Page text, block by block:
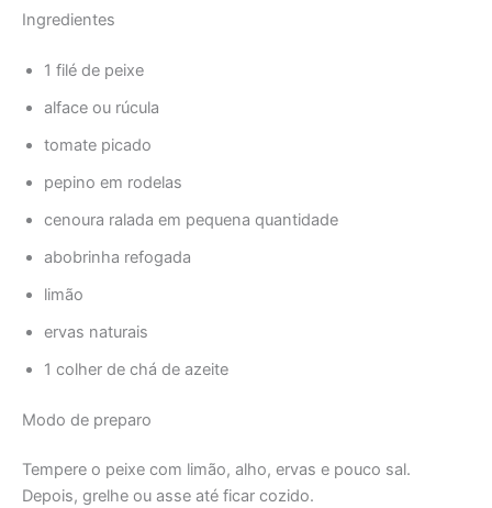
Ingredientes
1 filé de peixe
alface ou rúcula
tomate picado
pepino em rodelas
cenoura ralada em pequena quantidade
abobrinha refogada
limão
ervas naturais
1 colher de chá de azeite
Modo de preparo
Tempere o peixe com limão, alho, ervas e pouco sal.
Depois, grelhe ou asse até ficar cozido.